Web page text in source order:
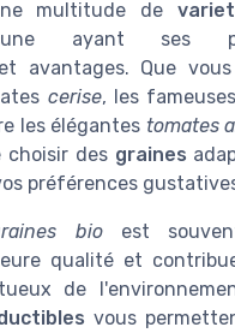
multitude de
ayant ses
avantages. Que
cerise, les
les élégantes tomates
choisir des graines
préférences
bioest
qualité et
de
vous